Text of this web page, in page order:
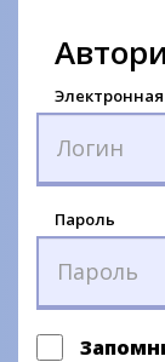
Пароль